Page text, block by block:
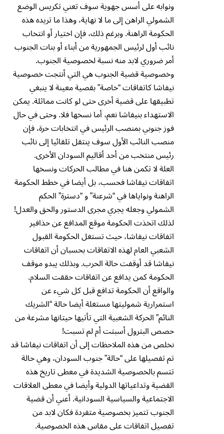
ونوابه على أسس جهوية سوف تعني تكريس الوضع
الشمولي الراهن إلى ما لا نهاية، وهذا ما تريده هذه
الحكومة الراهنة. وبرغم ذلك، فإن اختيار أو انتخاب
نائب أول لرئيس الجمهورية من أبناء أو بنات الجنوب
أمر ضروري لابد منه نسبة لخصوصية الجنوب.
وخصوصية قضية الجنوب هي التي أنتجت خصوصية
نيفاشا كاتفاقات “خاصة” بقصية معينة لا ينبغي
تطبيقها على قضية أخرى حتى لو كانت مماثلة. يمكن
الاستهداء بنيفاشا نعم، أما نسخها فلا. وحتى في حال
فوز جنوبي بمنصب الرئيس في انتخابات حرة، فإن
منصب النائب الأول سوف ينتقل تلقائيا إلى نائب
رئيس منتخب من أحد أقاليم السودان الأخرى.
العلة لا تكمن هنا في مطالب الحركات ونسخها
اتفاقات نيفاشا فحسب، بل أيضا في خطط الحكومة
الراهنة ونواياها في “شرعنة” و “دسترة” الحكم
الشمولي وجعله يجري مجرى الدستور والحق والعدل!
لذلك اتخذت الحكومة موقع المدافع عن حذافير
اتفاقات نيفاشا، حيث تستغل الحكومة القبول
الشعبي العام لهذه الاتفاقات بحسبان أن اتفاقات
نيفاشا قد أوقفت حالة الحرب. وبذلك يبدو موقف
الحكومة كمن يدافع عن اتفاقات حققت السلام.
والواقع أن الحكومة تدافع قبل كل شيء عن
استمرارية شموليتها مستغلة أيضا حالة “الشريك
النائم” الحركة الشعبية التي تأتيها حيتانها مشرعة من
حصص البترول أسبتت أم لم تسبت!
نخلص من هذه الملاحظات إلى أن اتفاقات نيفاشا قد
تم تفصيلها على “حالة” جنوب السودان، وهي حالة
تتسم بالخصوصية الشديدة في معطى تاريخ هذه
القضية وتداعياتها الدولية وأيضا في معطى العلاقات
الاجتماعية والسياسية السودانية. أعني أن قضية
الجنوب تتميز بخصوصية متفردة فكان لابد من
تفصيل اتفاقات على مقاس هذه الخصوصية.